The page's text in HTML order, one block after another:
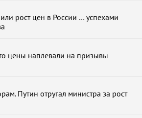
рост цен в России … успехами
цены наплевали на призывы
Путин отругал министра за рост